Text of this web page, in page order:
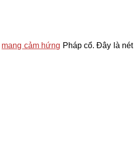
mang cảm hứng Pháp cổ. Đây là nét